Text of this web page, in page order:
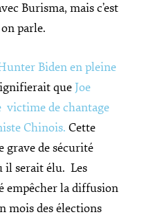
Burisma, mais c’est
parle.
Biden en pleine
queJoe
victime de chantage
Chinois. Cette
grave de sécurité
il serait élu. Les
empêcher la diffusion
mois des élections